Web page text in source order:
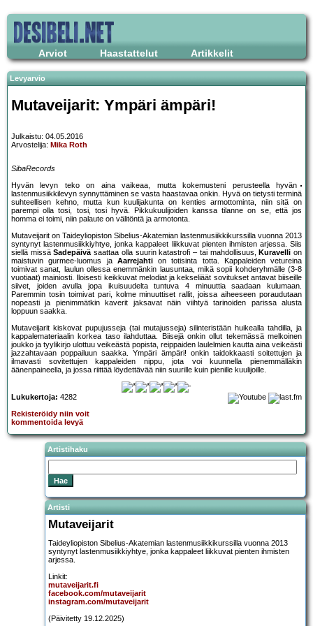
Arviot Haastattelut Artikkelit
Levyarvio
Mutaveijarit: Ympäri ämpäri!
Julkaistu: 04.05.2016
Arvostelija: Mika Roth
SibaRecords
Hyvän levyn teko on aina vaikeaa, mutta kokemusteni perusteella hyvän
lastenmusiikkilevyn synnyttäminen se vasta haastavaa onkin. Hyvä on tietysti terminä
suhteellisen kehno, mutta kun kuulijakunta on kenties armottominta, niin sitä on
parempi olla tosi, tosi, tosi hyvä. Pikkukuulijoiden kanssa tilanne on se, että jos
homma ei toimi, niin palaute on välitöntä ja armotonta.
Mutaveijarit on Taideyliopiston Sibelius-Akatemian lastenmusiikkikurssilla vuonna 2013
syntynyt lastenmusiikkiyhtye, jonka kappaleet liikkuvat pienten ihmisten arjessa. Siis
siellä missäSadepäiväsaattaa olla suurin katastrofi – tai mahdollisuus, Kuravelli on
maistuvin gurmee-luomus ja Aarrejahtion totisinta totta. Kappaleiden vetureina
toimivat sanat, laulun ollessa enemmänkin lausuntaa, mikä sopii kohderyhmälle (3-8
vuotiaat) mainiosti. Iloisesti keikkuvat melodiat ja kekseliäät sovitukset antavat biiseille
siivet, joiden avulla jopa ikuisuudelta tuntuva 4 minuuttia saadaan kulumaan.
Paremmin tosin toimivat pari, kolme minuuttiset rallit, joissa aiheeseen poraudutaan
nopeasti ja pienimmätkin kaverit jaksavat näin viihtyä tarinoiden parissa alusta
loppuun saakka.
Mutaveijarit kiskovat pupujusseja (tai mutajusseja) silinteristään huikealla tahdilla, ja
kappalemateriaalin korkea taso ilahduttaa. Biisejä onkin ollut tekemässä melkoinen
joukko ja tyylikirjo ulottuu veikeästä popista, reippaiden laulelmien kautta aina veikeästi
jazzahtavaan poppailuun saakka. Ympäri ämpäri! onkin taidokkaasti soitettujen ja
ilmavasti sovitettujen kappaleiden nippu, jota voi kuunnella pienemmälläkin
äänenpaineella, ja jossa riittää löydettävää niin suurille kuin pienille kuulijoille.
Lukukertoja: 4282
Rekisteröidy niin voit
kommentoida levyä
Artistihaku
Artisti
Mutaveijarit
Taideyliopiston Sibelius-Akatemian lastenmusiikkikurssilla vuonna 2013
syntynyt lastenmusiikkiyhtye, jonka kappaleet liikkuvat pienten ihmisten
arjessa.
Linkit:
mutaveijarit.fi
facebook.com/mutaveijarit
instagram.com/mutaveijarit
(Päivitetty 19.12.2025)